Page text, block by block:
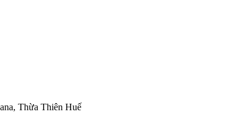
Thừa Thiên Huế